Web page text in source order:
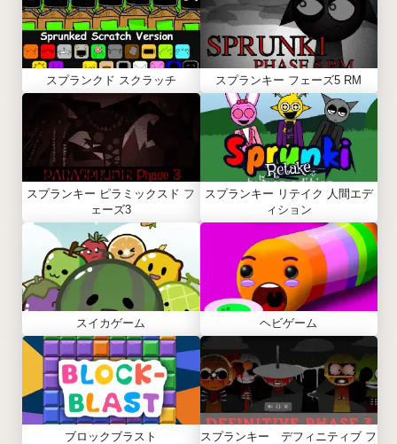
スプランクド スクラッチ スプランキー フェーズ5 RM
スプランキー ピラミックスド フ
ェーズ3
スプランキー リテイク 人間エデ
ィション
スイカゲーム ヘビゲーム
ブロックブラスト
スプランキー デフィニティブ フ